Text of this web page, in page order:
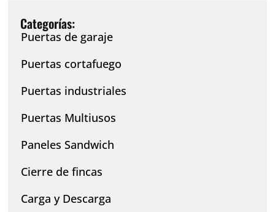
Categorías:
Puertas de garaje
Puertas cortafuego
Puertas industriales
Puertas Multiusos
Paneles Sandwich
Cierre de fincas
Carga y Descarga